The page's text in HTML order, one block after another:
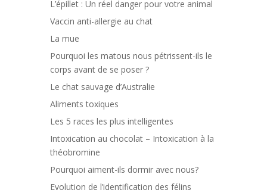
L’épillet : Un réel danger pour votre animal
Vaccin anti-allergie au chat
La mue
Pourquoi les matous nous pétrissent-ils le
corps avant de se poser ?
Le chat sauvage d’Australie
Aliments toxiques
Les 5 races les plus intelligentes
Intoxication au chocolat – Intoxication à la
théobromine
Pourquoi aiment-ils dormir avec nous?
Evolution de l’identification des félins